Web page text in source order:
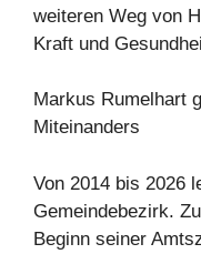
weiteren Weg von
Kraft und
Markus Rumelhart
Miteinanders
Von 2014 bis 2026
Gemeindebezirk. Zu
Beginn seiner